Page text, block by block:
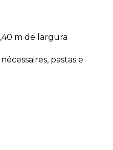
m de largura
pastas e